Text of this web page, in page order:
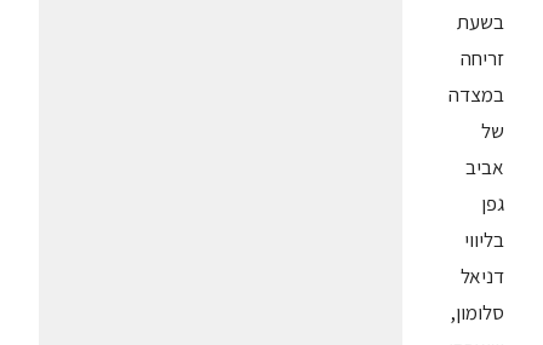
בשעת
זריחה
במצדה
של
אביב
גפן
בליווי
דניאל
סלומון,